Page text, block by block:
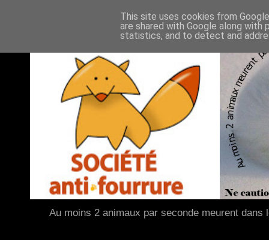
Au moins 2 animaux par seconde meurent
This site uses cookies from
are shared with Google along
statistics, and to detect and